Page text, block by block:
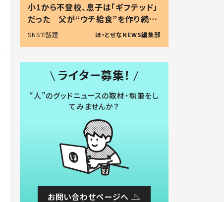
小1から不登校、息子は「ギフテッド」
だった 父が“ウチ給食”を作り続け
る理由とは #令和の親 #令和の子
SNSで話題 ほ・とせなNEWS編集部
ライター募集！
“人”のグッドニュースの取材・執筆をし
てみませんか？
お問い合わせページへ